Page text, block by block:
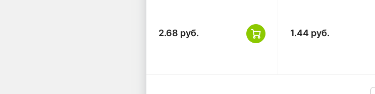
2.68 руб. 1.44 руб.